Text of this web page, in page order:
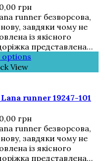
грн
runner безворсова,
завдяки чому не
із якісного
представлена…
options
View
runner 19247-101
грн
runner безворсова,
завдяки чому не
із якісного
представлена…